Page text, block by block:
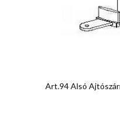
Art.94 Alsó